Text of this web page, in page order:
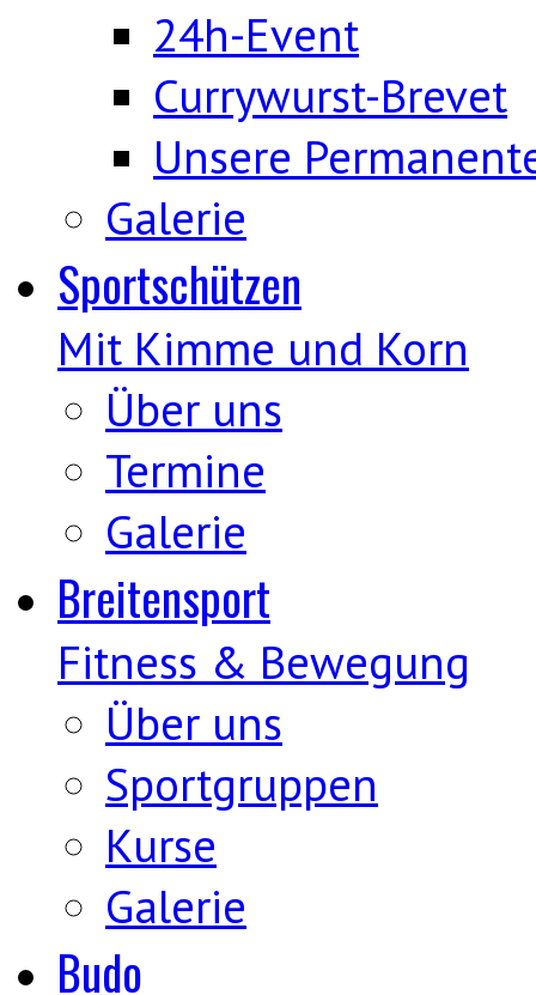
24h-Event
Currywurst-Brevet
Unsere
Galerie
Sportschützen
Mit Kimme und Korn
Über uns
Termine
Galerie
Breitensport
Fitness & Bewegung
Über uns
Sportgruppen
Kurse
Galerie
Budo